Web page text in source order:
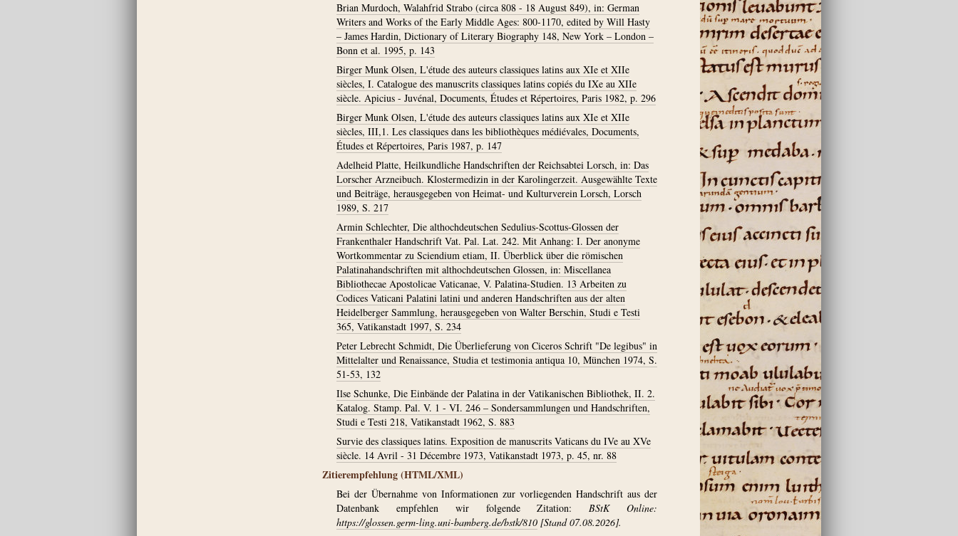
Brian Murdoch, Walahfrid Strabo (circa 808 - 18 August 849), in: German
Writers and Works of the Early Middle Ages: 800-1170, edited by Will Hasty
– James Hardin, Dictionary of Literary Biography 148, New York – London –
Bonn et al. 1995, p. 143
Birger Munk Olsen, L'étude des auteurs classiques latins aux XIe et XIIe
siècles, I. Catalogue des manuscrits classiques latins copiés du IXe au XIIe
siècle. Apicius - Juvénal, Documents, Études et Répertoires, Paris 1982, p. 296
Birger Munk Olsen, L'étude des auteurs classiques latins aux XIe et XIIe
siècles, III,1. Les classiques dans les bibliothèques médiévales, Documents,
Études et Répertoires, Paris 1987, p. 147
Adelheid Platte, Heilkundliche Handschriften der Reichsabtei Lorsch, in: Das
Lorscher Arzneibuch. Klostermedizin in der Karolingerzeit. Ausgewählte Texte
und Beiträge, herausgegeben von Heimat- und Kulturverein Lorsch, Lorsch
1989, S. 217
Armin Schlechter, Die althochdeutschen Sedulius-Scottus-Glossen der
Frankenthaler Handschrift Vat. Pal. Lat. 242. Mit Anhang: I. Der anonyme
Wortkommentar zu Sciendium etiam, II. Überblick über die römischen
Palatinahandschriften mit althochdeutschen Glossen, in: Miscellanea
Bibliothecae Apostolicae Vaticanae, V. Palatina-Studien. 13 Arbeiten zu
Codices Vaticani Palatini latini und anderen Handschriften aus der alten
Heidelberger Sammlung, herausgegeben von Walter Berschin, Studi e Testi
365, Vatikanstadt 1997, S. 234
Peter Lebrecht Schmidt, Die Überlieferung von Ciceros Schrift "De legibus" in
Mittelalter und Renaissance, Studia et testimonia antiqua 10, München 1974, S.
51-53, 132
Ilse Schunke, Die Einbände der Palatina in der Vatikanischen Bibliothek, II. 2.
Katalog. Stamp. Pal. V. 1 - VI. 246 – Sondersammlungen und Handschriften,
Studi e Testi 218, Vatikanstadt 1962, S. 883
Survie des classiques latins. Exposition de manuscrits Vaticans du IVe au XVe
siècle. 14 Avril - 31 Décembre 1973, Vatikanstadt 1973, p. 45, nr. 88
Zitierempfehlung (HTML/XML)
Bei der Übernahme von Informationen zur vorliegenden Handschrift aus der
Datenbank empfehlen wir folgende Zitation:BStK Online:
https://glossen.germ-ling.uni-bamberg.de/bstk/810 [Stand 07.08.2026].